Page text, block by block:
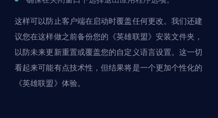
这样可以防止客户端在启动时覆盖任何更改。我们还建
议您在这样做之前备份您的《英雄联盟》安装文件夹，
以防未来更新重置或覆盖您的自定义语言设置。这一切
看起来可能有点技术性，但结果将是一个更加个性化的
《英雄联盟》体验。